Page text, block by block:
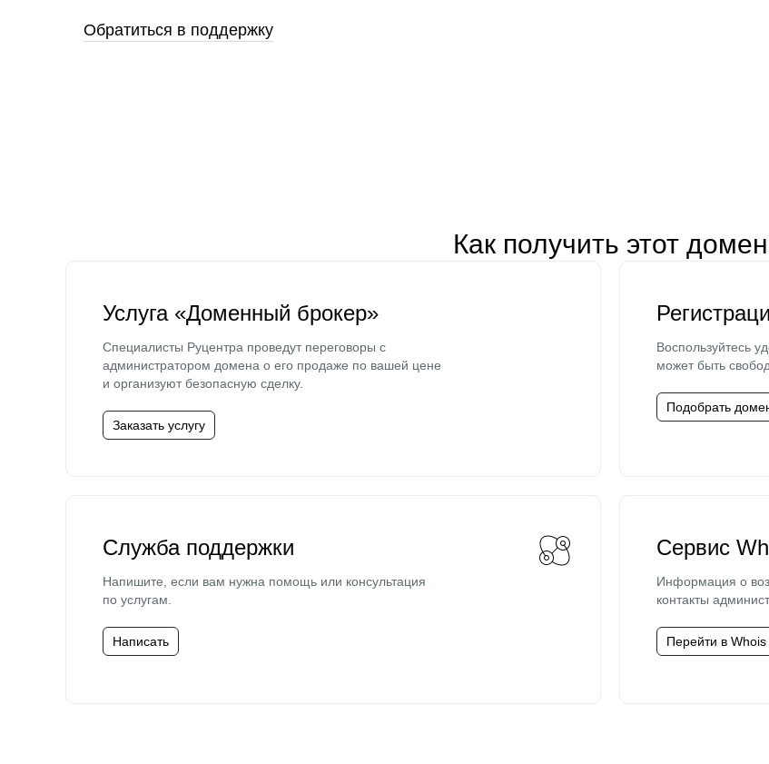
Обратиться в поддержку
Как получить этот домен
Услуга «Доменный брокер»
Специалисты Руцентра проведут переговоры с
администратором домена о его продаже по вашей цене
и организуют безопасную сделку.
Заказать услугу
Воспользуйтесь
может быть
Подобрать
Служба поддержки
Напишите, если вам нужна помощь или консультация
по услугам.
Написать
Сервис
Информация о
контакты
Перейти в Whois